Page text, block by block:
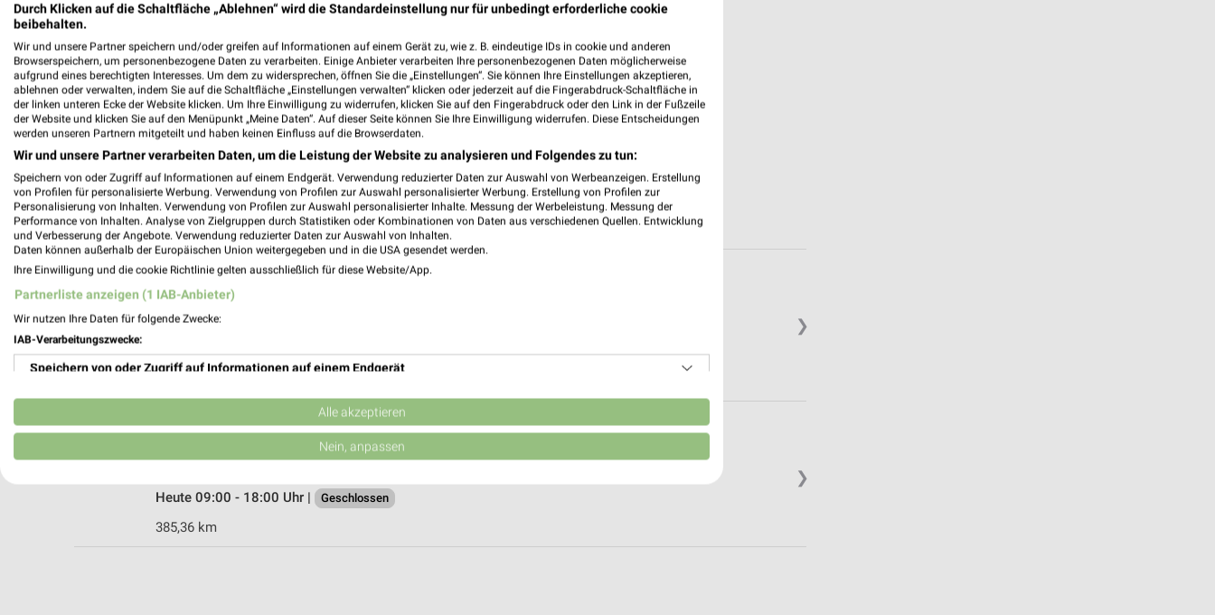
❯
Apollo Hamm
Hohenhöveler Str. 17
59075 Hamm
395,94 km
❯
Apollo Ahlen
Heute 09:00 - 18:00 Uhr |
Geschlossen
385,36 km
Durch Klicken auf die Schaltfläche „Ablehnen“ wird die Standardeinstellung nur für unbedingt erforderliche cookie
beibehalten.
Wir und unsere Partner speichern und/oder greifen auf Informationen auf einem Gerät zu, wie z. B. eindeutige IDs in cookie und anderen
Browserspeichern, um personenbezogene Daten zu verarbeiten. Einige Anbieter verarbeiten Ihre personenbezogenen Daten möglicherweise
aufgrund eines berechtigten Interesses. Um dem zu widersprechen, öffnen Sie die „Einstellungen“. Sie können Ihre Einstellungen akzeptieren,
ablehnen oder verwalten, indem Sie auf die Schaltfläche „Einstellungen verwalten“ klicken oder jederzeit auf die Fingerabdruck-Schaltfläche in
der linken unteren Ecke der Website klicken. Um Ihre Einwilligung zu widerrufen, klicken Sie auf den Fingerabdruck oder den Link in der Fußzeile
der Website und klicken Sie auf den Menüpunkt „Meine Daten“. Auf dieser Seite können Sie Ihre Einwilligung widerrufen. Diese Entscheidungen
werden unseren Partnern mitgeteilt und haben keinen Einfluss auf die Browserdaten.
Wir und unsere Partner verarbeiten Daten, um die Leistung der Website zu analysieren und Folgendes zu tun:
Speichern von oder Zugriff auf Informationen auf einem Endgerät. Verwendung reduzierter Daten zur Auswahl von Werbeanzeigen. Erstellung
von Profilen für personalisierte Werbung. Verwendung von Profilen zur Auswahl personalisierter Werbung. Erstellung von Profilen zur
Personalisierung von Inhalten. Verwendung von Profilen zur Auswahl personalisierter Inhalte. Messung der Werbeleistung. Messung der
Performance von Inhalten. Analyse von Zielgruppen durch Statistiken oder Kombinationen von Daten aus verschiedenen Quellen. Entwicklung
und Verbesserung der Angebote. Verwendung reduzierter Daten zur Auswahl von Inhalten.
Daten können außerhalb der Europäischen Union weitergegeben und in die USA gesendet werden.
Ihre Einwilligung und die cookie Richtlinie gelten ausschließlich für diese Website/App.
Partnerliste anzeigen (1 IAB-Anbieter)
Wir nutzen Ihre Daten für folgende Zwecke:
IAB-Verarbeitungszwecke:
Speichern von oder Zugriff auf Informationen auf einem Endgerät
Verwendung reduzierter Daten zur Auswahl von Werbeanzeigen
Erstellung von Profilen für personalisierte Werbung
Alle akzeptieren
Nein, anpassen